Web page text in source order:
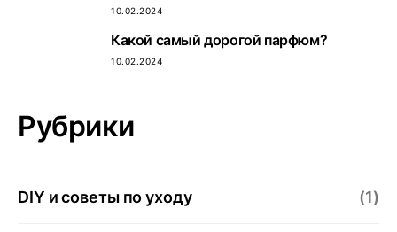
10.02.2024
Какой самый дорогой парфюм?
10.02.2024
Рубрики
DIY и советы по уходу (1)